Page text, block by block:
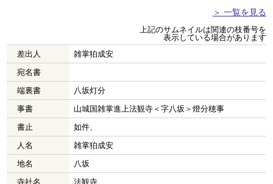
＞ 一覧を見る
上記のサムネイルは関連の枝番号を
表示している場合があります
差出人
雑掌狛成安
宛名書
端裏書
八坂灯分
事書
山城国雑掌進上法観寺＜字八坂＞燈分穂事
書止
如件、
人名
雑掌狛成安
地名
八坂
寺社名
法観寺